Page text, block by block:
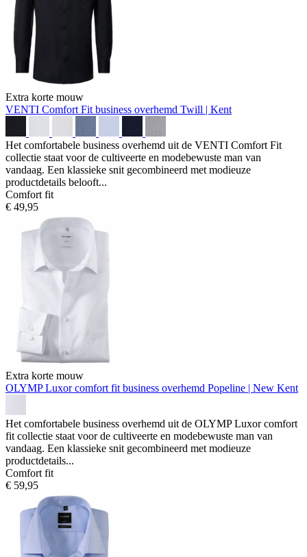
Extra korte mouw
VENTI Comfort Fit business overhemd Twill | Kent
Het comfortabele business overhemd uit de VENTI Comfort Fit
collectie staat voor de cultiveerte en modebewuste man van
vandaag. Een klassieke snit gecombineerd met modieuze
productdetails belooft...
Comfort fit
€ 49,95
Extra korte mouw
OLYMP Luxor comfort fit business overhemd Popeline | New Kent
Het comfortabele business overhemd uit de OLYMP Luxor comfort
fit collectie staat voor de cultiveerte en modebewuste man van
vandaag. Een klassieke snit gecombineerd met modieuze
productdetails...
Comfort fit
€ 59,95